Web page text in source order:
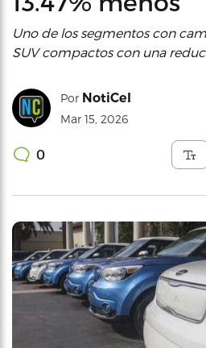
Uno de los segmentos con
SUV compactos con una
Por NotiCel
Mar 15, 2026
0